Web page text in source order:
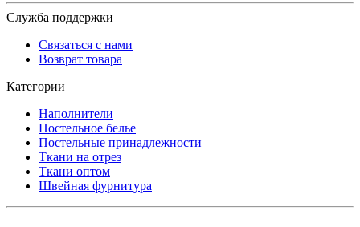
Служба поддержки
Связаться с нами
Возврат товара
Категории
Наполнители
Постельное белье
Постельные принадлежности
Ткани на отрез
Ткани оптом
Швейная фурнитура